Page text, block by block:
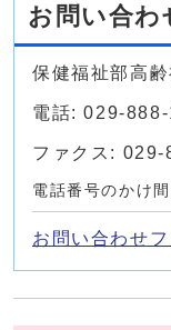
お問い合わ
保健福祉部高齢
電話: 029-
ファクス:
電話番号のかけ
お問い合わせフ